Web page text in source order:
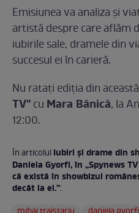
Emisiunea va analiza și
artistă despre care aflăm
iubirile sale, dramele din
succesul ei în carieră.
Nu rataţi ediția din
TV"cu Mara Bănică, la
12:00.
În articolulIubiri şi drame din
Daniela Gyorfi, în „Spynews
că există în showbizul
decât la ei.”: